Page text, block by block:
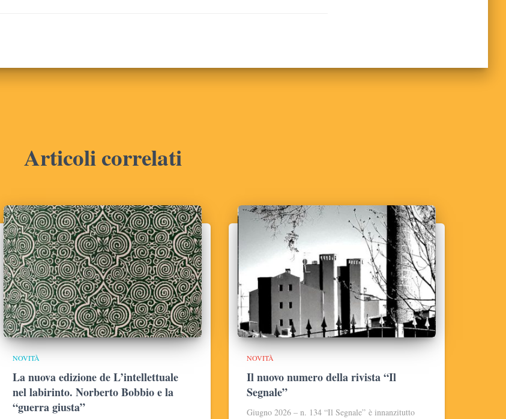
Articoli correlati
NOVITÀ
La nuova edizione de L’intellettuale
nel labirinto. Norberto Bobbio e la
“guerra giusta”
NOVITÀ
Il nuovo numero della rivista “Il
Segnale”
Giugno 2026 – n. 134 “Il Segnale” è innanzitutto